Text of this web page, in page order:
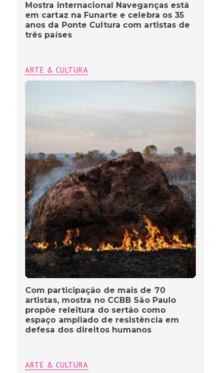
Mostra internacional Naveganças está
em cartaz na Funarte e celebra os 35
anos da Ponte Cultura com artistas de
três países
ARTE & CULTURA
Com participação de mais de 70
artistas, mostra no CCBB São Paulo
propõe releitura do sertão como
espaço ampliado de resistência em
defesa dos direitos humanos
ARTE & CULTURA